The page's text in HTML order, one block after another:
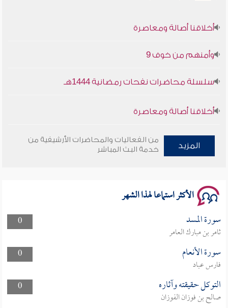
سلسلة محاضرات نفحات رمضانية 1444هـ
المزيد
من الفعاليات والمحاضرات الأرشيفية من
خدمة البث المباشر
الأكثر استماعا لهذا الشهر
0 سورة المسد
ثامر بن مبارك العامر
0
سورة الأنعام
فارس عباد
0
التوكل حقيقته وآثاره
صالح بن فوزان الفوزان